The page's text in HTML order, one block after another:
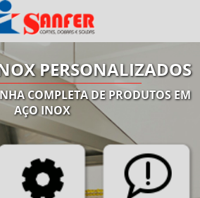
PERSONALIZADOS
COMPLETA DE PRODUTOS EM
AÇO INOX